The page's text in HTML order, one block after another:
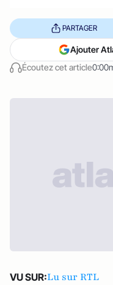
Écoutez cet article
PARTAGER
Ajouter
VU SUR:Lu sur RTL